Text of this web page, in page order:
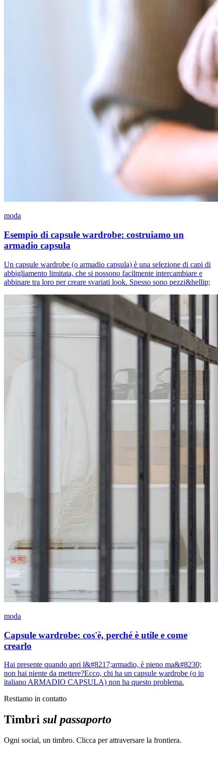
moda
Esempio di capsule wardrobe: costruiamo un
armadio capsula
Un capsule wardrobe (o armadio capsula) è una selezione di capi di
abbigliamento limitata, che si possono facilmente intercambiare e
abbinare tra loro per creare svariati look. Spesso sono pezzi&hellip;
moda
Capsule wardrobe: cos'è, perché è utile e come
crearlo
Hai presente quando apri l&#8217;armadio, è pieno ma&#8230;
non hai niente da mettere?Ecco, chi ha un capsule wardrobe (o in
italiano ARMADIO CAPSULA) non ha questo problema.
Restiamo in contatto
Timbri sul passaporto
Ogni social, un timbro. Clicca per attraversare la frontiera.